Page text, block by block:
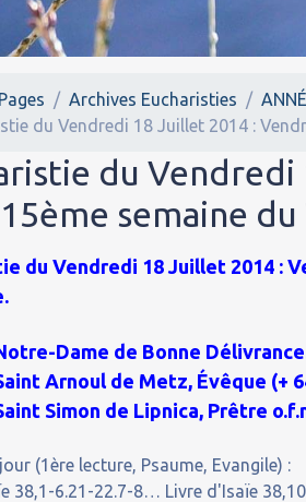
Pages Archives Eucharisties
du Vendredi 18 Juillet 2014 :
du
semaine
du Vendredi 18 Juillet 2014 :
Dame de Bonne
Arnoul de Metz, Évêque (+
Simon de Lipnica, Prêtre
(1ère lecture, Psaume, Evangile) :
38,1-6.21-22.7-8… Livre d'Isaïe